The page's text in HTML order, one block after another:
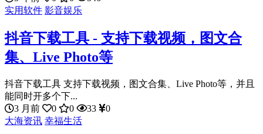
实用软件 影音娱乐
抖音下载工具 - 支持下载视频，图文合
集、Live Photo等
抖音下载工具 支持下载视频，图文合集、Live Photo等，并且
能同时开多个下...
3 月前
0 0 33
0
大海资讯 幸福生活